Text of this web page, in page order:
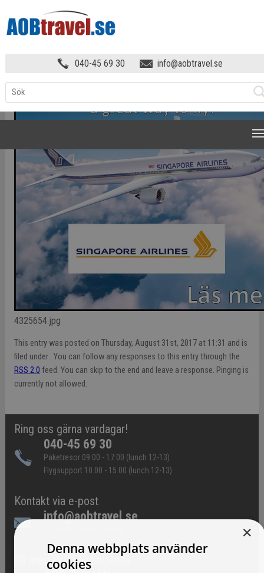
040-45 69 30 info@aobtravel.se
4325654.jpg
This entry was posted on Thursday, August 31st, 2017 at 11:31 and is
filed under . You can follow any responses to this entry through the
RSS 2.0 feed. You can skip to the end and leave a response. Pinging is
currently not allowed.
Ring oss gärna vardagar!
040-45 69 30
Paketresor 09.00 - 17.00 (lunch 12-13)
Flygsupport 10.00 - 15.00 (lunch 12-13)
Kontakt via e-post
info@aobtravel.se
Gå med i vårt Nyhetsbrev
×
Denna webbplats använder
cookies